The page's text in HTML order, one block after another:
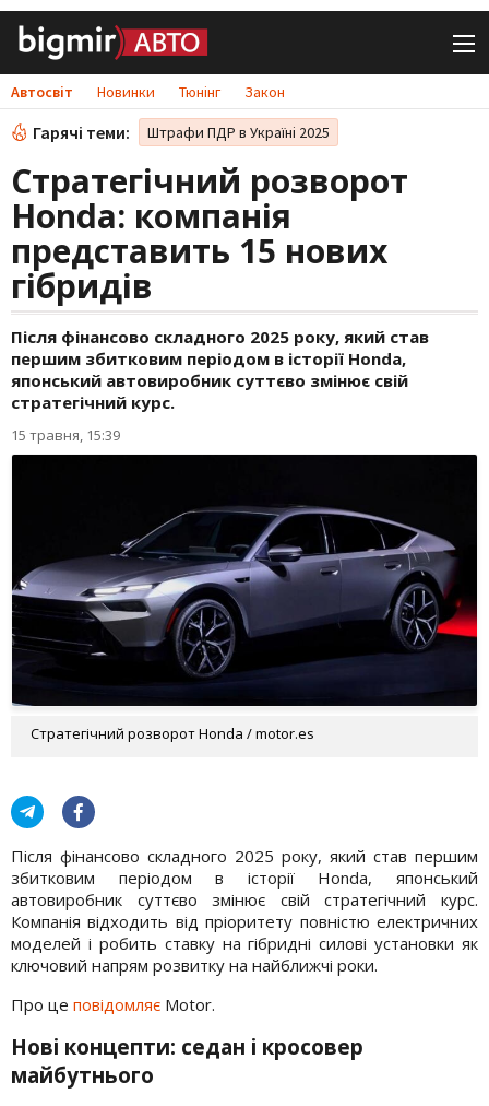
Автосвіт Новинки Тюнінг Закон
Гарячі теми: Штрафи ПДР в Україні 2025
Стратегічний розворот
Honda: компанія
представить 15 нових
гібридів
Після фінансово складного 2025 року, який став
першим збитковим періодом в історії Honda,
японський автовиробник суттєво змінює свій
стратегічний курс.
15 травня, 15:39
Стратегічний розворот Honda / motor.es
Після фінансово складного 2025 року, який став першим
збитковим періодом в історії Honda, японський
автовиробник суттєво змінює свій стратегічний курс.
Компанія відходить від пріоритету повністю електричних
моделей і робить ставку на гібридні силові установки як
ключовий напрям розвитку на найближчі роки.
Про це повідомляє Motor.
Нові концепти: седан і кросовер
майбутнього